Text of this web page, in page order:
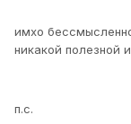
имхо
никакой полезной
п.с.